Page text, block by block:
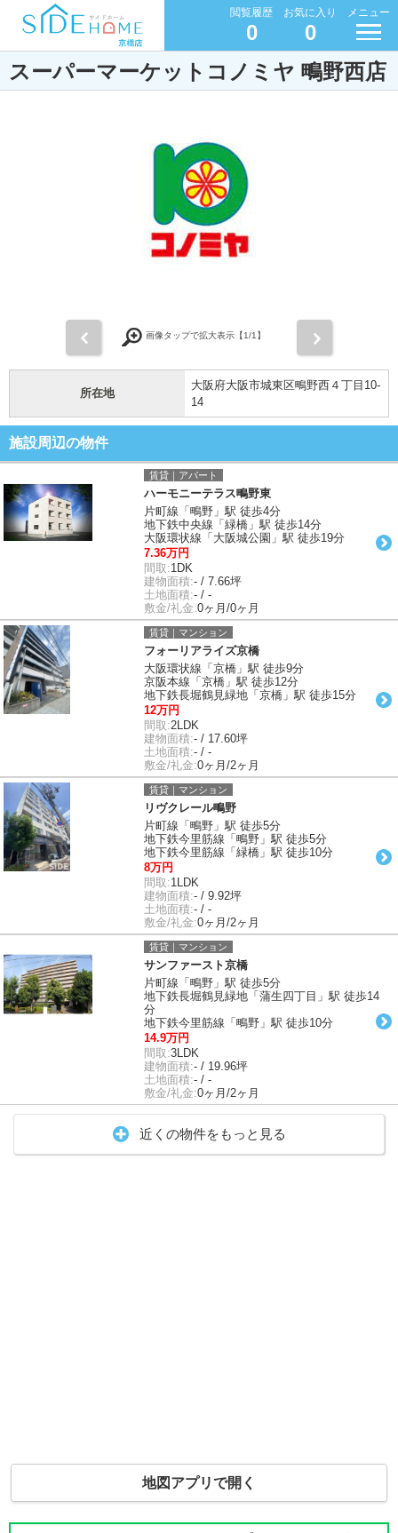
閲覧履歴
0
お気に入り
0
メニュー
スーパーマーケットコノミヤ 鴫野西店
画像タップで拡大表示【1/1】
所在地
大阪府大阪市城東区鴫野西４丁目10-
14
施設周辺の物件
賃貸｜アパート
ハーモニーテラス鴫野東
片町線「鴫野」駅 徒歩4分
地下鉄中央線「緑橋」駅 徒歩14分
大阪環状線「大阪城公園」駅 徒歩19分
7.36万円
間取:1DK
建物面積:- / 7.66坪
土地面積:- / -
敷金/礼金:0ヶ月/0ヶ月
賃貸｜マンション
フォーリアライズ京橋
大阪環状線「京橋」駅 徒歩9分
京阪本線「京橋」駅 徒歩12分
地下鉄長堀鶴見緑地「京橋」駅 徒歩15分
12万円
間取:2LDK
建物面積:- / 17.60坪
土地面積:- / -
敷金/礼金:0ヶ月/2ヶ月
賃貸｜マンション
リヴクレール鴫野
片町線「鴫野」駅 徒歩5分
地下鉄今里筋線「鴫野」駅 徒歩5分
地下鉄今里筋線「緑橋」駅 徒歩10分
8万円
間取:1LDK
建物面積:- / 9.92坪
土地面積:- / -
敷金/礼金:0ヶ月/2ヶ月
賃貸｜マンション
サンファースト京橋
片町線「鴫野」駅 徒歩5分
地下鉄長堀鶴見緑地「蒲生四丁目」駅 徒歩14
分
地下鉄今里筋線「鴫野」駅 徒歩10分
14.9万円
間取:3LDK
建物面積:- / 19.96坪
土地面積:- / -
敷金/礼金:0ヶ月/2ヶ月
近くの物件をもっと見る
地図アプリで開く